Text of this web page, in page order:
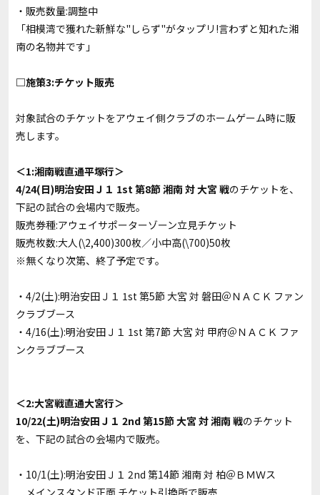
・販売数量:調整中
「相模湾で獲れた新鮮な"しらず"がタップリ!言わずと知れた湘
南の名物丼です」
□施策3:チケット販売
対象試合のチケットをアウェイ側クラブのホームゲーム時に販
売します。
＜1:湘南戦直通平塚行＞
4/24(日)明治安田Ｊ１ 1st 第8節 湘南 対 大宮 戦のチケットを、
下記の試合の会場内で販売。
販売券種:アウェイサポーターゾーン立見チケット
販売枚数:大人(\2,400)300枚／小中高(\700)50枚
※無くなり次第、終了予定です。
・4/2(土):明治安田Ｊ１ 1st 第5節 大宮 対 磐田＠ＮＡＣＫ ファン
クラブブース
・4/16(土):明治安田Ｊ１ 1st 第7節 大宮 対 甲府＠ＮＡＣＫ ファ
ンクラブブース
＜2:大宮戦直通大宮行＞
10/22(土)明治安田Ｊ１ 2nd 第15節 大宮 対 湘南 戦のチケット
を、下記の試合の会場内で販売。
・10/1(土):明治安田Ｊ１ 2nd 第14節 湘南 対 柏＠ＢＭＷス
メインスタンド正面 チケット引換所で販売